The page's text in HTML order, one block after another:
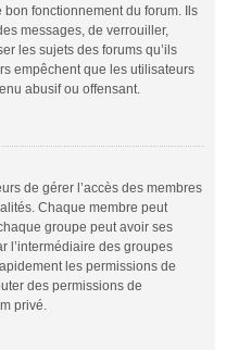
fonctionnement du forum. Ils
messages, de verrouiller,
les sujets des forums qu’ils
empêchent que les utilisateurs
abusif ou offensant.
de gérer l’accès des membres
Chaque membre peut
groupe peut avoir ses
l’intermédiaire des groupes
les permissions de
des permissions de
privé.